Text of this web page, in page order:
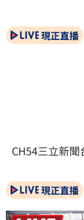
現正直播
CH54三立新聞
現正直播